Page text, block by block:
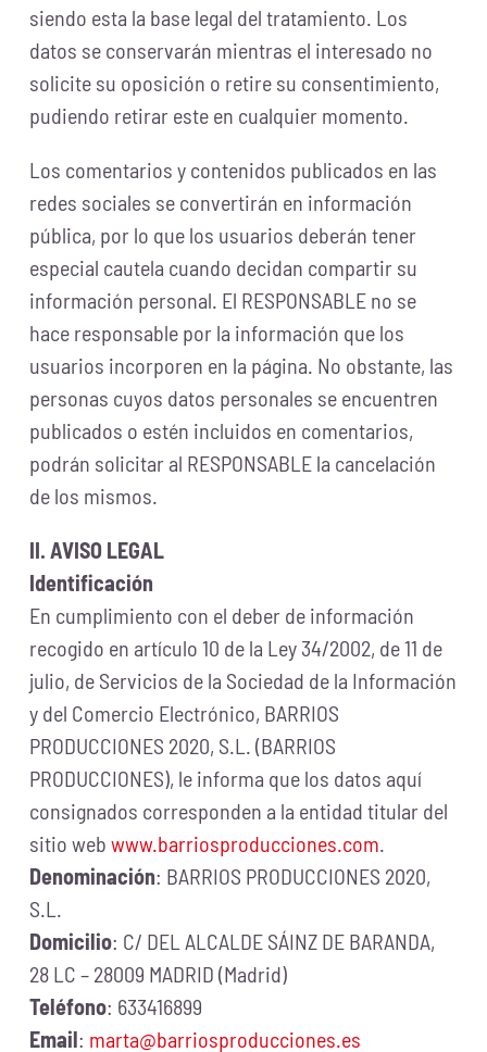
siendo esta la base legal del tratamiento. Los
datos se conservarán mientras el interesado no
solicite su oposición o retire su consentimiento,
pudiendo retirar este en cualquier momento.
Los comentarios y contenidos publicados en las
redes sociales se convertirán en información
pública, por lo que los usuarios deberán tener
especial cautela cuando decidan compartir su
información personal. El RESPONSABLE no se
hace responsable por la información que los
usuarios incorporen en la página. No obstante, las
personas cuyos datos personales se encuentren
publicados o estén incluidos en comentarios,
podrán solicitar al RESPONSABLE la cancelación
de los mismos.
II. AVISO LEGAL
Identificación
En cumplimiento con el deber de información
recogido en artículo 10 de la Ley 34/2002, de 11 de
julio, de Servicios de la Sociedad de la Información
y del Comercio Electrónico, BARRIOS
PRODUCCIONES 2020, S.L. (BARRIOS
PRODUCCIONES), le informa que los datos aquí
consignados corresponden a la entidad titular del
sitio webwww.barriosproducciones.com.
Denominación: BARRIOS PRODUCCIONES 2020,
S.L.
Domicilio: C/ DEL ALCALDE SÁINZ DE BARANDA,
28 LC – 28009 MADRID (Madrid)
Teléfono: 633416899
Email: marta@barriosproducciones.es